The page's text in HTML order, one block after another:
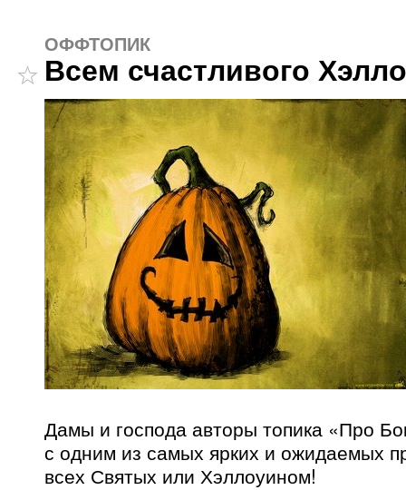
ОФФТОПИК
Всем счастливого
Дамы и господа авторы топика «Про
с одним из самых ярких и ожидаемых
всех Святых или Хэллоуином!